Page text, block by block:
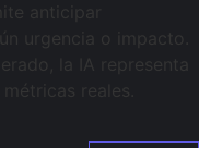
anticipar
urgencia o impacto.
la IA representa
reales.